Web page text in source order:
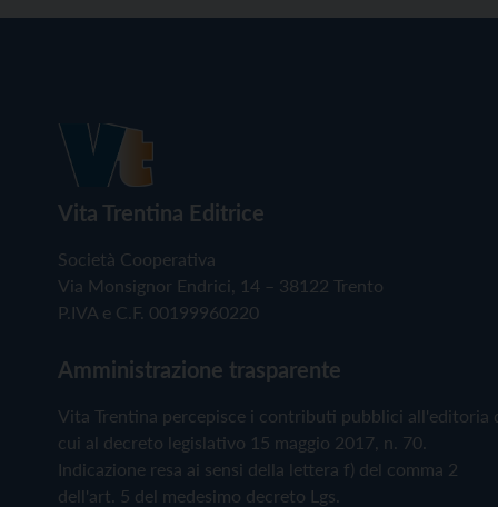
Vita Trentina Editrice
Società Cooperativa
Via Monsignor Endrici, 14 – 38122 Trento
P.IVA e C.F. 00199960220
Amministrazione trasparente
Vita Trentina percepisce i contributi pubblici all'editoria
cui al decreto legislativo 15 maggio 2017, n. 70.
Indicazione resa ai sensi della lettera f) del comma 2
dell'art. 5 del medesimo decreto Lgs.